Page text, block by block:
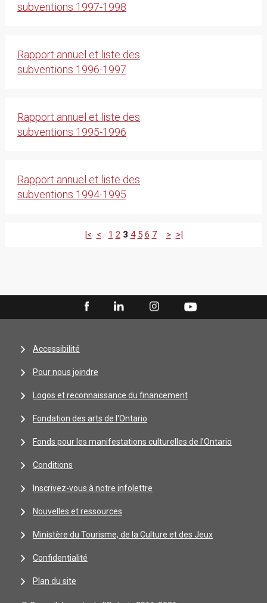
subventions 1997-1998
Rapport annuel et liste des
subventions 1996-1997
Rapport annuel et liste des
subventions 1995-1996
Rapport annuel et liste des
subventions 1994-1995
|< < 1 2 3 4 5 6 7 > >|
Accessibilité
Pour nous joindre
Logos et reconnaissance du financement
Fondation des arts de l'Ontario
Fonds pour les manifestations culturelles de l’Ontario
Conditions
Inscrivez-vous à notre infolettre
Nouvelles et ressources
Ministère du Tourisme, de la Culture et des Jeux
Confidentialité
Plan du site